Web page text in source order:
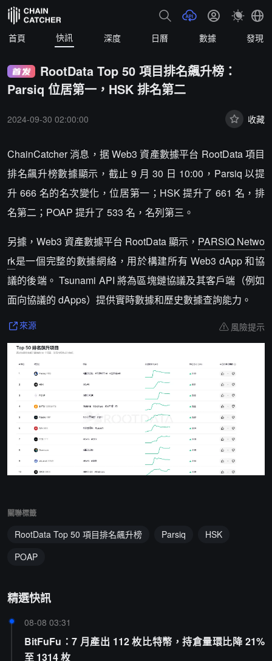
首頁 快訊 深度 日曆 數據 發現
RootData Top 50 項目排名飆升榜：
Parsiq 位居第一，HSK 排名第二
2024-09-30 02:00:00 收藏
ChainCatcher 消息，据 Web3 資產數據平台 RootData 項目
排名飆升榜數據顯示，截止 9 月 30 日 10:00，Parsiq 以提
升 666 名的名次變化，位居第一；HSK 提升了 661 名，排
名第二；POAP 提升了 533 名，名列第三。
另據，Web3 資產數據平台 RootData 顯示， PARSIQ Netwo
rk是一個完整的數據網絡，用於構建所有 Web3 dApp 和協
議的後端。 Tsunami API 將為區塊鏈協議及其客戶端（例如
面向協議的 dApps）提供實時數據和歷史數據查詢能力。
來源 風險提示
關聯標籤
RootData Top 50 項目排名飆升榜 Parsiq
HSK
POAP
精選快訊
08-08 03:31
BitFuFu：7 月產出 112 枚比特幣，持倉量環比降 21%
至 1314 枚